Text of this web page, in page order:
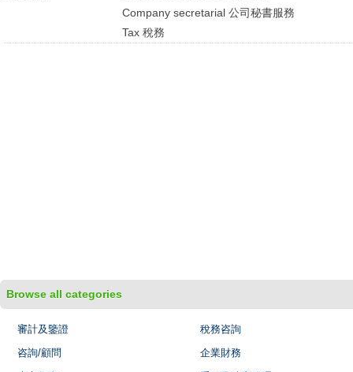
Company secretarial 公司秘書服務
Tax 稅務
Browse all categories
審計及鑒證
稅務咨詢
咨詢/顧問
企業財務